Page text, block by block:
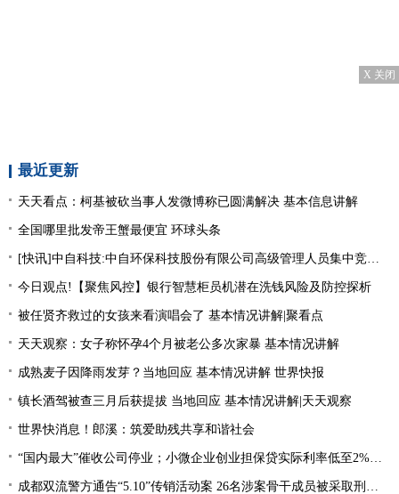
X 关闭
最近更新
天天看点：柯基被砍当事人发微博称已圆满解决 基本信息讲解
全国哪里批发帝王蟹最便宜 环球头条
[快讯]中自科技:中自环保科技股份有限公司高级管理人员集中竞价减持股份进展|观焦点
今日观点!【聚焦风控】银行智慧柜员机潜在洗钱风险及防控探析
被任贤齐救过的女孩来看演唱会了 基本情况讲解|聚看点
天天观察：女子称怀孕4个月被老公多次家暴 基本情况讲解
成熟麦子因降雨发芽？当地回应 基本情况讲解 世界快报
镇长酒驾被查三月后获提拔 当地回应 基本情况讲解|天天观察
世界快消息！郎溪：筑爱助残共享和谐社会
“国内最大”催收公司停业；小微企业创业担保贷实际利率低至2%左右；趣店、爱财注销小贷牌照丨21消费金融参考-当前看点
成都双流警方通告“5.10”传销活动案 26名涉案骨干成员被采取刑事强制措施 环球热文